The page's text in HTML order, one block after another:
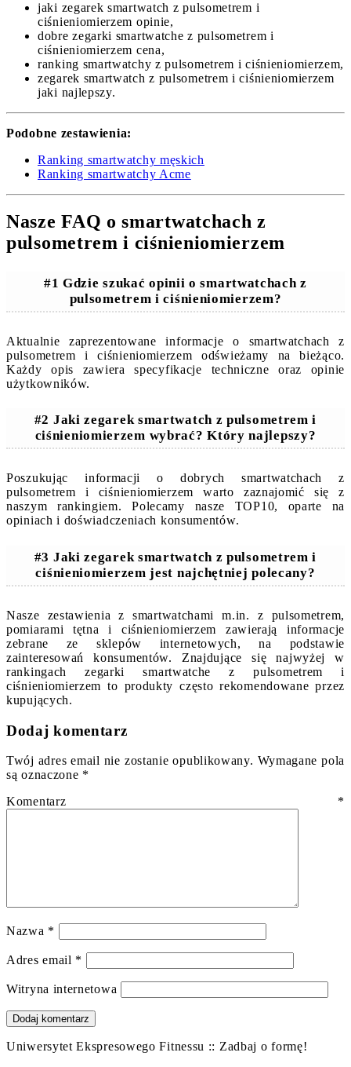
jaki zegarek smartwatch z pulsometrem i
ciśnieniomierzem opinie,
dobre zegarki smartwatche z pulsometrem i
ciśnieniomierzem cena,
ranking smartwatchy z pulsometrem i ciśnieniomierzem,
zegarek smartwatch z pulsometrem i ciśnieniomierzem
jaki najlepszy.
Podobne zestawienia:
Ranking smartwatchy męskich
Ranking smartwatchy Acme
Nasze FAQ o smartwatchach z
pulsometrem i ciśnieniomierzem
#1 Gdzie szukać opinii o smartwatchach z
pulsometrem i ciśnieniomierzem?
Aktualnie zaprezentowane informacje o smartwatchach z
pulsometrem i ciśnieniomierzem odświeżamy na bieżąco.
Każdy opis zawiera specyfikacje techniczne oraz opinie
użytkowników.
#2 Jaki zegarek smartwatch z pulsometrem i
ciśnieniomierzem wybrać? Który najlepszy?
Poszukując informacji o dobrych smartwatchach z
pulsometrem i ciśnieniomierzem warto zaznajomić się z
naszym rankingiem. Polecamy nasze TOP10, oparte na
opiniach i doświadczeniach konsumentów.
#3 Jaki zegarek smartwatch z pulsometrem i
ciśnieniomierzem jest najchętniej polecany?
Nasze zestawienia z smartwatchami m.in. z pulsometrem,
pomiarami tętna i ciśnieniomierzem zawierają informacje
zebrane ze sklepów internetowych, na podstawie
zainteresowań konsumentów. Znajdujące się najwyżej w
rankingach zegarki smartwatche z pulsometrem i
ciśnieniomierzem to produkty często rekomendowane przez
kupujących.
Dodaj komentarz
Twój adres email nie zostanie opublikowany. Wymagane pola
są oznaczone *
Komentarz *
Nazwa *
Adres email *
Witryna internetowa
Uniwersytet Ekspresowego Fitnessu :: Zadbaj o formę!